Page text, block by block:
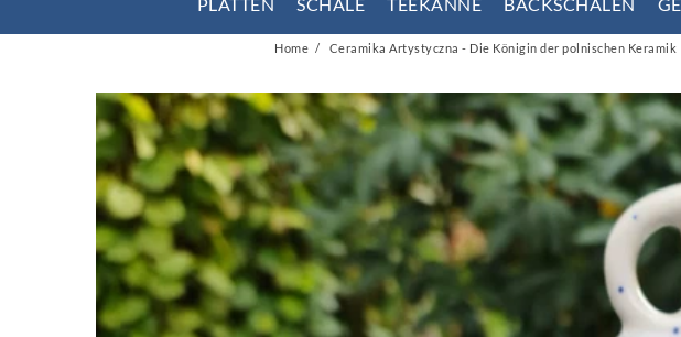
Home Ceramika Artystyczna - Die Königin der polnischen Keramik